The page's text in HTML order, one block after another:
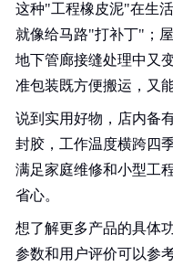
这种"工程橡皮泥"在生
就像给马路"打补丁"；
地下管廊接缝处理中又
准包装既方便搬运，又
说到实用好物，店内备
封胶，工作温度横跨四
满足家庭维修和小型工
省心。
想了解更多产品的具体
参数和用户评价可以参